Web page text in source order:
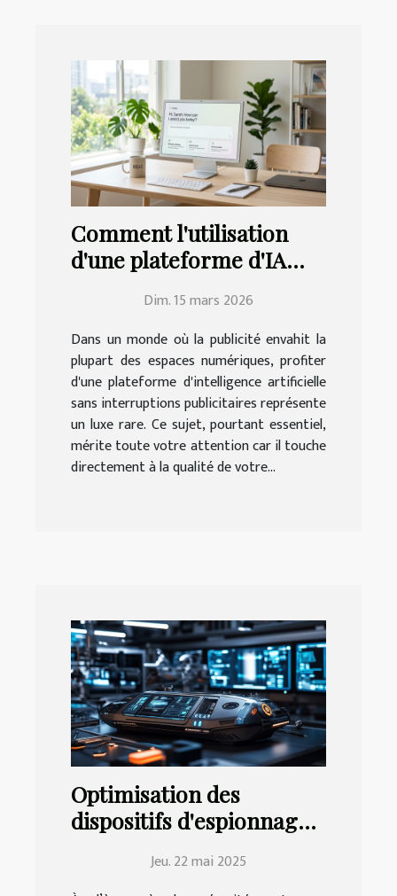
Comment l'utilisation
d'une plateforme d'IA
elle votre expérience ?
Dim. 15 mars 2026
Dans un monde où la publicité envahit la
plupart des espaces numériques, profiter
d'une plateforme d'intelligence artificielle
sans interruptions publicitaires représente
un luxe rare. Ce sujet, pourtant essentiel,
mérite toute votre attention car il touche
directement à la qualité de votre...
Optimisation des
dispositifs d'espionnage
Jeu. 22 mai 2025